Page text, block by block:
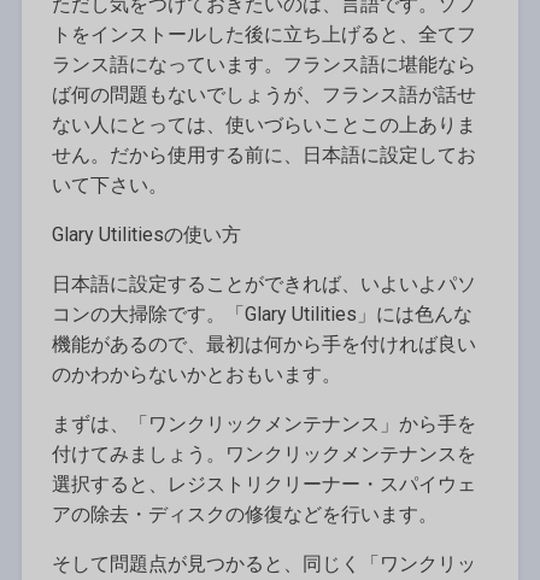
トをインストールした後に立ち上げると、全てフ
ランス語になっています。フランス語に堪能なら
ば何の問題もないでしょうが、フランス語が話せ
ない人にとっては、使いづらいことこの上ありま
せん。だから使用する前に、日本語に設定してお
いて下さい。
Glary Utilitiesの使い方
日本語に設定することができれば、いよいよパソ
コンの大掃除です。「Glary Utilities」には色んな
機能があるので、最初は何から手を付ければ良い
のかわからないかとおもいます。
まずは、「ワンクリックメンテナンス」から手を
付けてみましょう。ワンクリックメンテナンスを
選択すると、レジストリクリーナー・スパイウェ
アの除去・ディスクの修復などを行います。
そして問題点が見つかると、同じく「ワンクリッ